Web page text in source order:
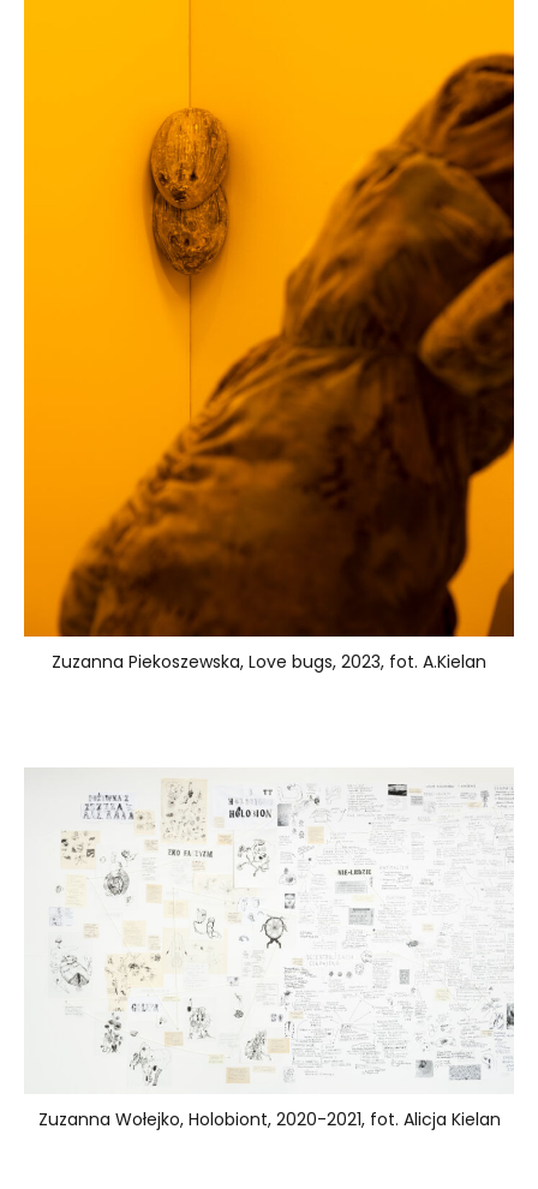
Zuzanna Piekoszewska, Love bugs, 2023, fot. A.Kielan
Zuzanna Wołejko, Holobiont, 2020-2021, fot. Alicja Kielan